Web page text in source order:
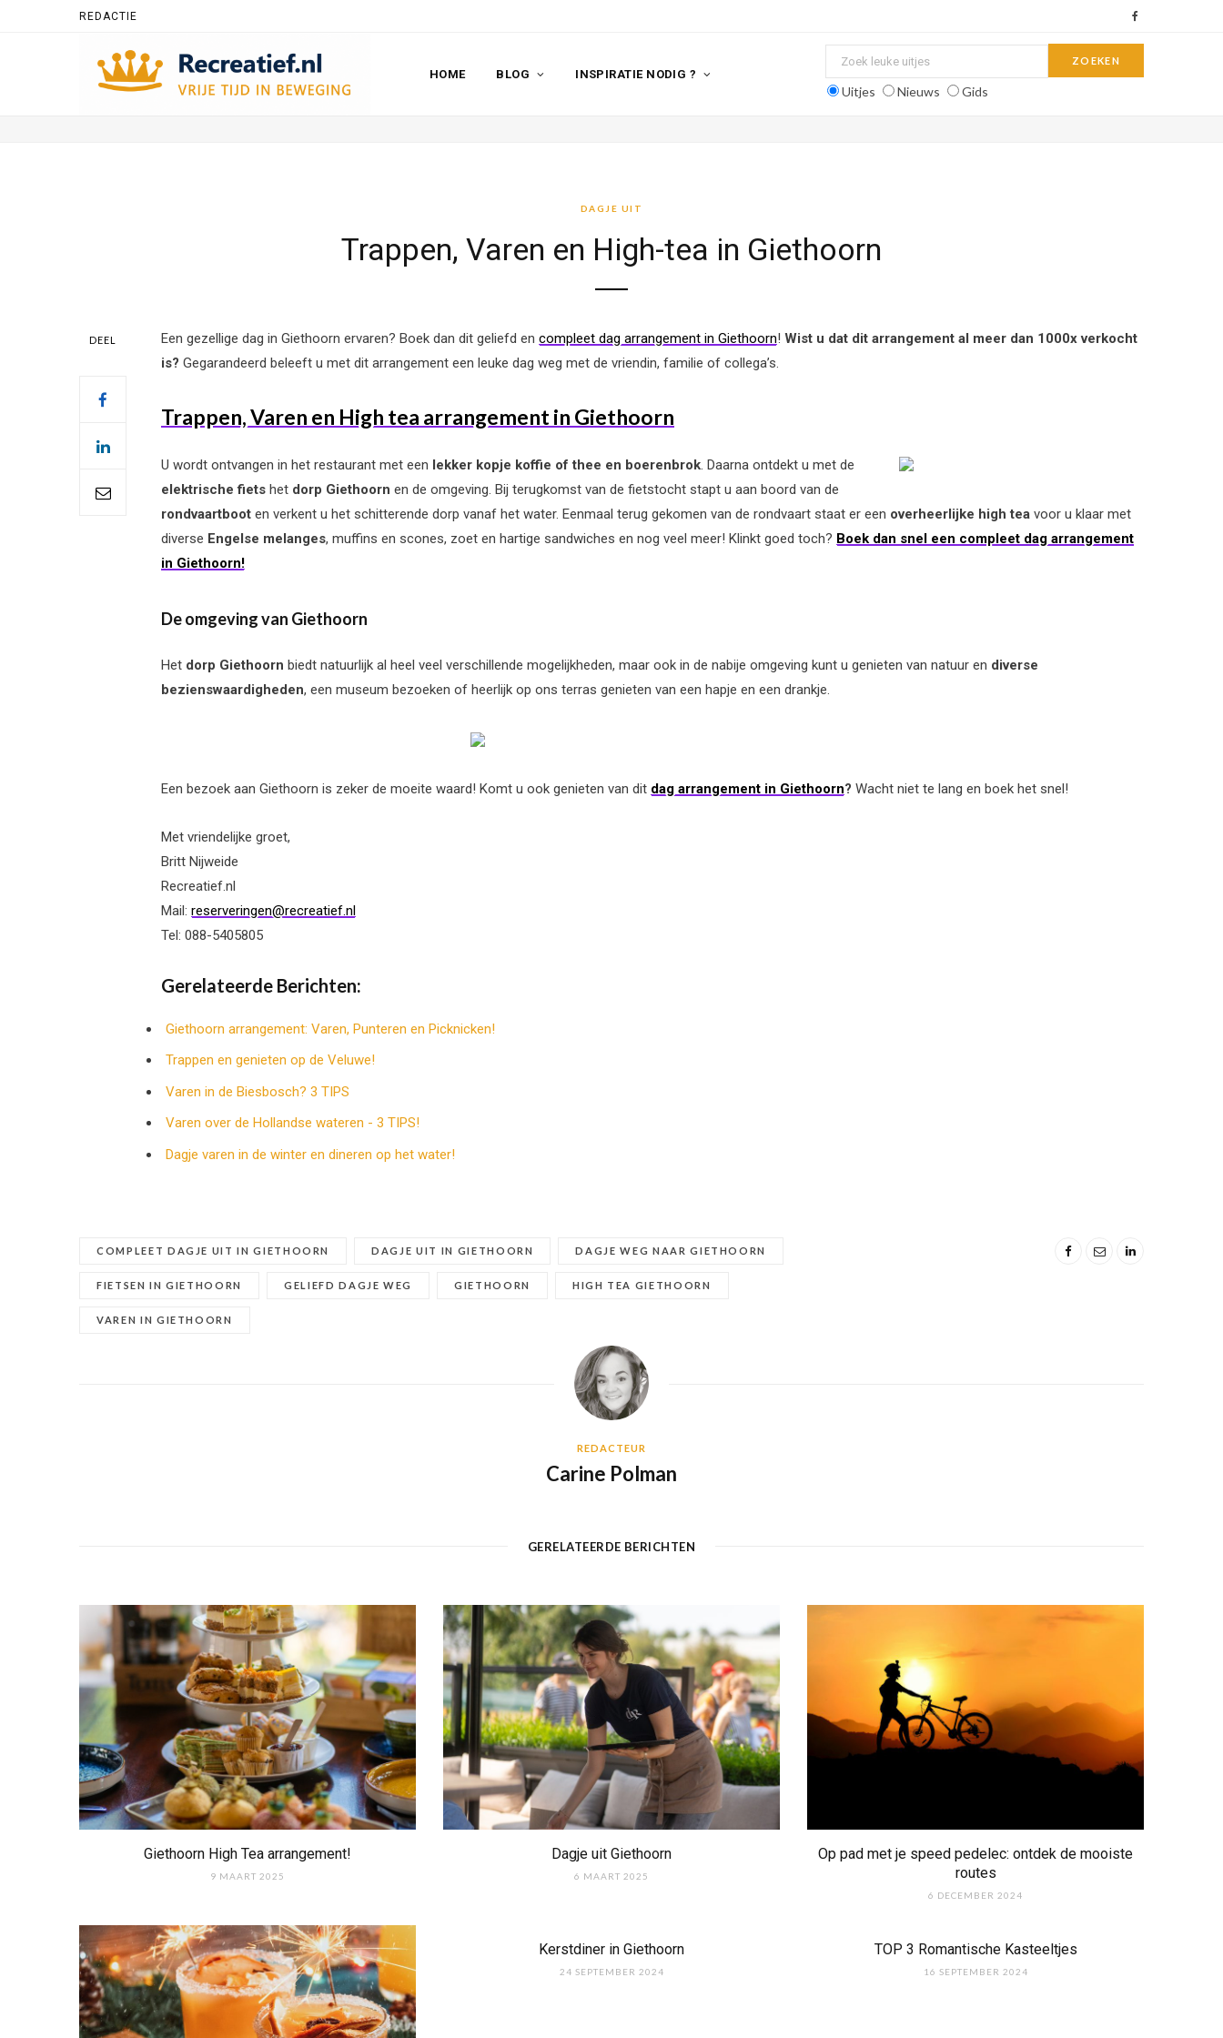
REDACTIE
c
HOME BLOG INSPIRATIE NODIG ?
Uitjes Nieuws Gids
DAGJE UIT
Trappen, Varen en High-tea in Giethoorn
DEEL Een gezellige dag in Giethoorn ervaren? Boek dan dit geliefd en compleet dag arrangement in Giethoorn! Wist u dat dit arrangement al meer dan 1000x verkocht
is? Gegarandeerd beleeft u met dit arrangement een leuke dag weg met de vriendin, familie of collega’s.
Trappen, Varen en High tea arrangement in Giethoorn
U wordt ontvangen in het restaurant met een lekker kopje koffie of thee en boerenbrok. Daarna ontdekt u met de
elektrische fiets het dorp Giethoorn en de omgeving. Bij terugkomst van de fietstocht stapt u aan boord van de
rondvaartboot en verkent u het schitterende dorp vanaf het water. Eenmaal terug gekomen van de rondvaart staat er een overheerlijke high tea voor u klaar met
diverse Engelse melanges, muffins en scones, zoet en hartige sandwiches en nog veel meer! Klinkt goed toch? Boek dan snel een compleet dag arrangement
in Giethoorn!
De omgeving van Giethoorn
Het dorp Giethoorn biedt natuurlijk al heel veel verschillende mogelijkheden, maar ook in de nabije omgeving kunt u genieten van natuur en diverse
bezienswaardigheden, een museum bezoeken of heerlijk op ons terras genieten van een hapje en een drankje.
Een bezoek aan Giethoorn is zeker de moeite waard! Komt u ook genieten van dit dag arrangement in Giethoorn? Wacht niet te lang en boek het snel!
Met vriendelijke groet,
Britt Nijweide
Recreatief.nl
Mail: reserveringen@recreatief.nl
Tel: 088-5405805
Gerelateerde Berichten:
Giethoorn arrangement: Varen, Punteren en Picknicken!
Trappen en genieten op de Veluwe!
Varen in de Biesbosch? 3 TIPS
Varen over de Hollandse wateren - 3 TIPS!
Dagje varen in de winter en dineren op het water!
COMPLEET DAGJE UIT IN GIETHOORN DAGJE UIT IN GIETHOORN DAGJE WEG NAAR GIETHOORN
FIETSEN IN GIETHOORN GELIEFD DAGJE WEG GIETHOORN HIGH TEA GIETHOORN
VAREN IN GIETHOORN
REDACTEUR
Carine Polman
GERELATEERDE BERICHTEN
Giethoorn High Tea arrangement!
9 MAART 2025
Dagje uit Giethoorn
6 MAART 2025
Op pad met je speed pedelec: ontdek de mooiste
routes
6 DECEMBER 2024
Kerstdiner in Giethoorn
24 SEPTEMBER 2024
TOP 3 Romantische Kasteeltjes
16 SEPTEMBER 2024